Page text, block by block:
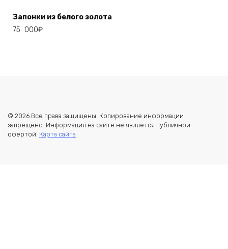
Запонки из белого золота
75 000₽
© 2026 Все права защищены. Копирование информации
запрещено. Информация на сайте не является публичной
офертой. Карта сайта